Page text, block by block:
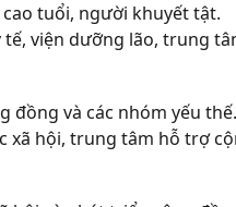
tuổi, người khuyết tật.
tế, viện dưỡng lão, trung
đồng và các nhóm yếu thế.
xã hội, trung tâm hỗ trợ